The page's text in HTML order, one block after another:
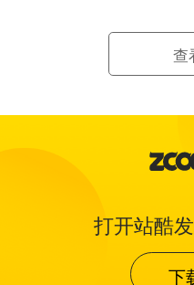
查
打开站酷
下